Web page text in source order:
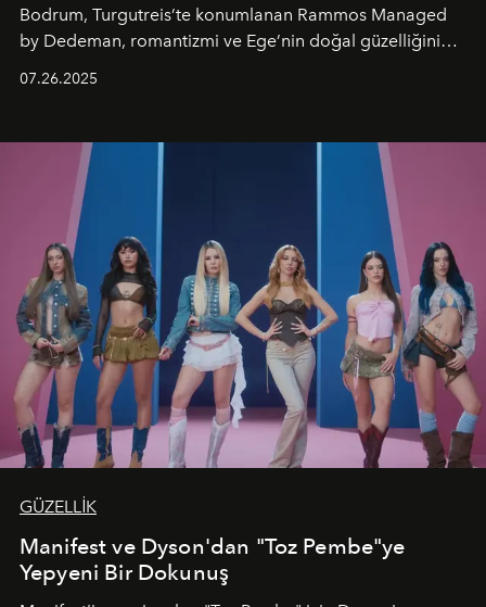
Bodrum, Turgutreis’te konumlanan Rammos Managed
by Dedeman, romantizmi ve Ege’nin doğal güzelliğini
07.26.2025
GÜZELLİK
Manifest ve Dyson'dan "Toz Pembe"ye
Yepyeni Bir Dokunuş